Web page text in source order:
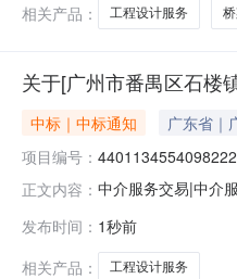
相关产品：
工程设计服务
关于[广州市番禺区石楼
中标｜中标通知 广东省｜
项目编号：
正文内容： 中介服务交易|中介
￥15,487.91元至￥
介机构联
发布时间： 1秒前
相关产品：
工程设计服务